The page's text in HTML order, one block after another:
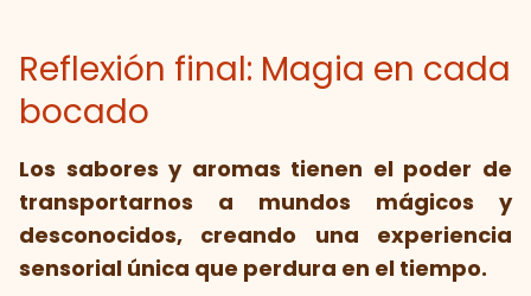
Reflexión final: Magia en cada
bocado
Los sabores y aromas tienen el poder de
transportarnos a mundos mágicos y
desconocidos, creando una experiencia
sensorial única que perdura en el tiempo.